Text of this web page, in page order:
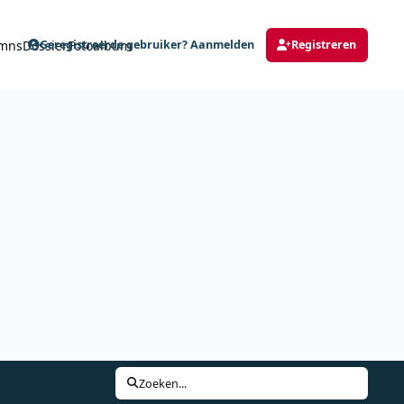
DossierFotoalbum
Geregistreerde gebruiker? Aanmelden Registreren
Zoeken...